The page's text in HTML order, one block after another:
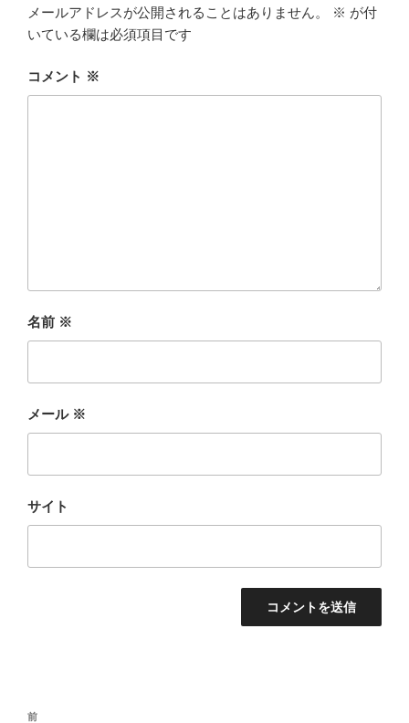
メールアドレスが公開されることはありません。 ※ が付
いている欄は必須項目です
コメント ※
名前 ※
メール ※
サイト
投
過
前